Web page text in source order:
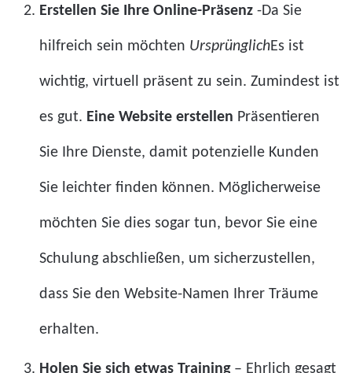
Erstellen Sie Ihre Online-Präsenz -Da Sie
hilfreich sein möchten UrsprünglichEs ist
wichtig, virtuell präsent zu sein. Zumindest ist
es gut. Eine Website erstellen Präsentieren
Sie Ihre Dienste, damit potenzielle Kunden
Sie leichter finden können. Möglicherweise
möchten Sie dies sogar tun, bevor Sie eine
Schulung abschließen, um sicherzustellen,
dass Sie den Website-Namen Ihrer Träume
erhalten.
Holen Sie sich etwas Training– Ehrlich gesagt